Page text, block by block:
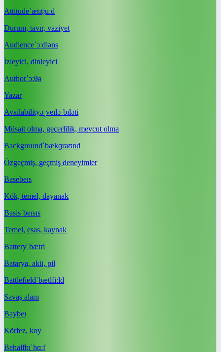
Attitudeˈætɪtjuːd
Durum, tavır, vaziyet
Audienceˈɔːdiəns
İzleyici, dinleyici
Authorˈɔːθə
Yazar
Availabilityəˌveɪləˈbɪləti
Müsait olma, geçerlilik, mevcut olma
Backgroundˈbækɡraʊnd
Özgeçmiş, geçmiş deneyimler
Basebeɪs
Kök, temel, dayanak
Basisˈbeɪsɪs
Temel, esas, kaynak
Batteryˈbætri
Batarya, akü, pil
Battlefieldˈbætlfiːld
Savaş alanı
Baybeɪ
Körfez, koy
Behalfbɪˈhɑːf